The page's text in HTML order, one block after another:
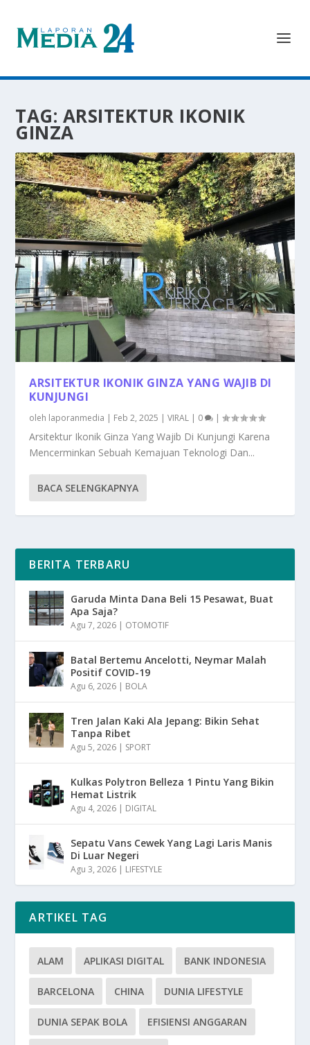
TAG: ARSITEKTUR IKONIK
GINZA
ARSITEKTUR IKONIK GINZA YANG WAJIB DI
KUNJUNGI
oleh laporanmedia | Feb 2, 2025 |VIRAL | 0 |
Arsitektur Ikonik Ginza Yang Wajib Di Kunjungi Karena
Mencerminkan Sebuah Kemajuan Teknologi Dan...
BACA SELENGKAPNYA
BERITA TERBARU
Garuda Minta Dana Beli 15 Pesawat, Buat
Apa Saja?
Agu 7, 2026 | OTOMOTIF
Batal Bertemu Ancelotti, Neymar Malah
Positif COVID-19
Agu 6, 2026 | BOLA
Tren Jalan Kaki Ala Jepang: Bikin Sehat
Tanpa Ribet
Agu 5, 2026 | SPORT
Kulkas Polytron Belleza 1 Pintu Yang Bikin
Hemat Listrik
Agu 4, 2026 | DIGITAL
Sepatu Vans Cewek Yang Lagi Laris Manis
Di Luar Negeri
Agu 3, 2026 | LIFESTYLE
ARTIKEL TAG
ALAM APLIKASI DIGITAL BANK INDONESIA
BARCELONA CHINA DUNIA LIFESTYLE
DUNIA SEPAK BOLA EFISIENSI ANGGARAN